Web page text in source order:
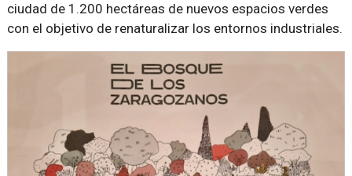
ciudad de 1.200 hectáreas de nuevos espacios verdes
con el objetivo de renaturalizar los entornos industriales.